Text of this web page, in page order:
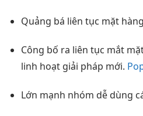
Quảng bá liên tục mặt hàng
Công bố ra liên tục mắt
linh hoạtgiải pháp mới.
Lớn mạnh nhóm dễ dùng